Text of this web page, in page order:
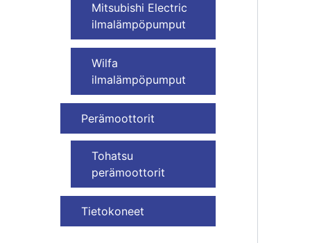
Mitsubishi Electric
ilmalämpöpumput
Wilfa
ilmalämpöpumput
Perämoottorit
Tohatsu
perämoottorit
Tietokoneet